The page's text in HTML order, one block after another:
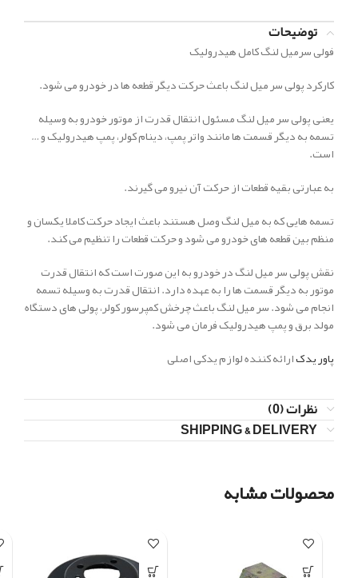
توضیحات
فولی سرمیل لنگ کامل هیدرولیک
کارکرد پولی سر میل لنگ باعث حرکت دیگر قطعه ها در خودرو می شود.
یعنی پولی سر میل لنگ مسئول انتقال قدرت از موتور خودرو به وسیله
تسمه به دیگر قسمت ها مانند واتر پمپ، دینام کولر، پمپ هیدرولیک و …
است.
به عبارتی بقیه قطعات از حرکت آن نیرو می گیرند.
تسمه هایی که به میل لنگ وصل هستند باعث ایجاد حرکت کاملا یکسان و
منظم بین قطعه های خودرو می شود و حرکت قطعات را تنظیم می کند.
نقش پولی سر میل لنگ در خودرو به این صورت است که انتقال قدرت
موتور به دیگر قسمت ها را به عهده دارد. انتقال قدرت به وسیله تسمه
انجام می شود. سر میل لنگ باعث چرخش کمپرسور کولر، پولی های دستگاه
مولد برق و پمپ هیدرولیک فرمان می شود.
پاور یدکارائه کننده لوازم یدکی اصلی
نظرات (0)
SHIPPING & DELIVERY
محصولات مشابه